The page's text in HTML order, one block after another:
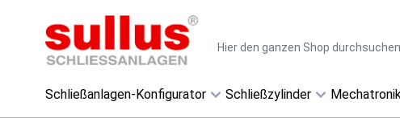
Schließanlagen-Konfigurator Schließzylinder